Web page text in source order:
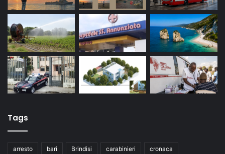
Tags
arresto bari Brindisi carabinieri cronaca